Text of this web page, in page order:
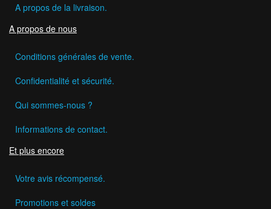
A propos de la livraison.
A propos de nous
Conditions générales de vente.
Confidentialité et sécurité.
Qui sommes-nous ?
Informations de contact.
Et plus encore
Votre avis récompensé.
Promotions et soldes